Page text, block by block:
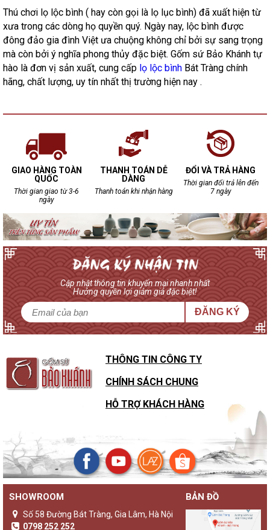
Thú chơi lọ lộc bình ( hay còn gọi là lọ lục bình) đã xuất hiện từ
xưa trong các dòng họ quyền quý. Ngày nay, lộc bình được
đông đảo gia đình Việt ưa chuộng không chỉ bởi sự sang trọng
mà còn bởi ý nghĩa phong thủy đặc biệt. Gốm sứ Bảo Khánh tự
hào là đơn vị sản xuất, cung cấp lọ lộc bình Bát Tràng chính
hãng, chất lượng, uy tín nhất thị trường hiện nay .
GIAO HÀNG TOÀN
QUỐC
Thời gian giao từ 3-6
ngày
THANH TOÁN DỄ
DÀNG
Thanh toán khi nhận hàng
ĐỔI VÀ TRẢ HÀNG
Thời gian đổi trả lên đến
7 ngày
Cập nhật thông tin khuyến mại nhanh nhất
Hưởng quyền lợi giảm giá đặc biệt!
ĐĂNG KÝ
THÔNG TIN CÔNG TY
CHÍNH SÁCH CHUNG
HỖ TRỢ KHÁCH HÀNG
SHOWROOM
Số 58 Đường Bát Tràng, Gia Lâm, Hà Nội
0798 252 252
BẢN ĐỒ